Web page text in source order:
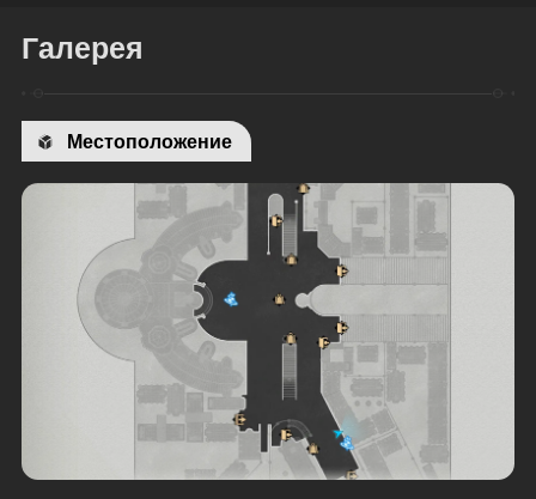
Галерея
Местоположение